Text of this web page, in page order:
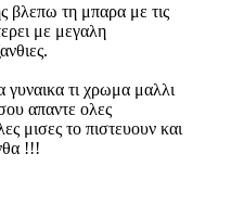
βλεπω τη μπαρα με τις
με μεγαλη
γυναικα τι χρωμα μαλλι
απαντε ολες
μισες το πιστευουν και
!!!